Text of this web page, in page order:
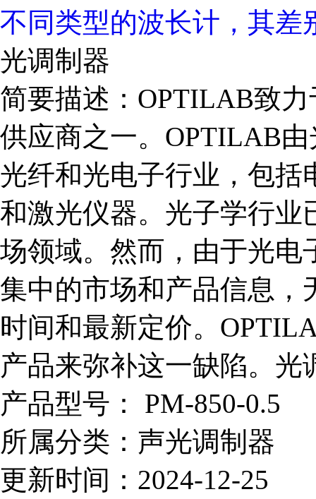
不同类型的波长计，其差
光调制器
简要描述： OPTILAB致
供应商之一。OPTILAB
光纤和光电子行业，包括
和激光仪器。光子学行业
场领域。然而，由于光电
集中的市场和产品信息，
时间和最新定价。
产品来弥补这一缺陷。光
产品型号：
PM-850-0.5
所属分类： 声光调制器
更新时间： 2024-12-25